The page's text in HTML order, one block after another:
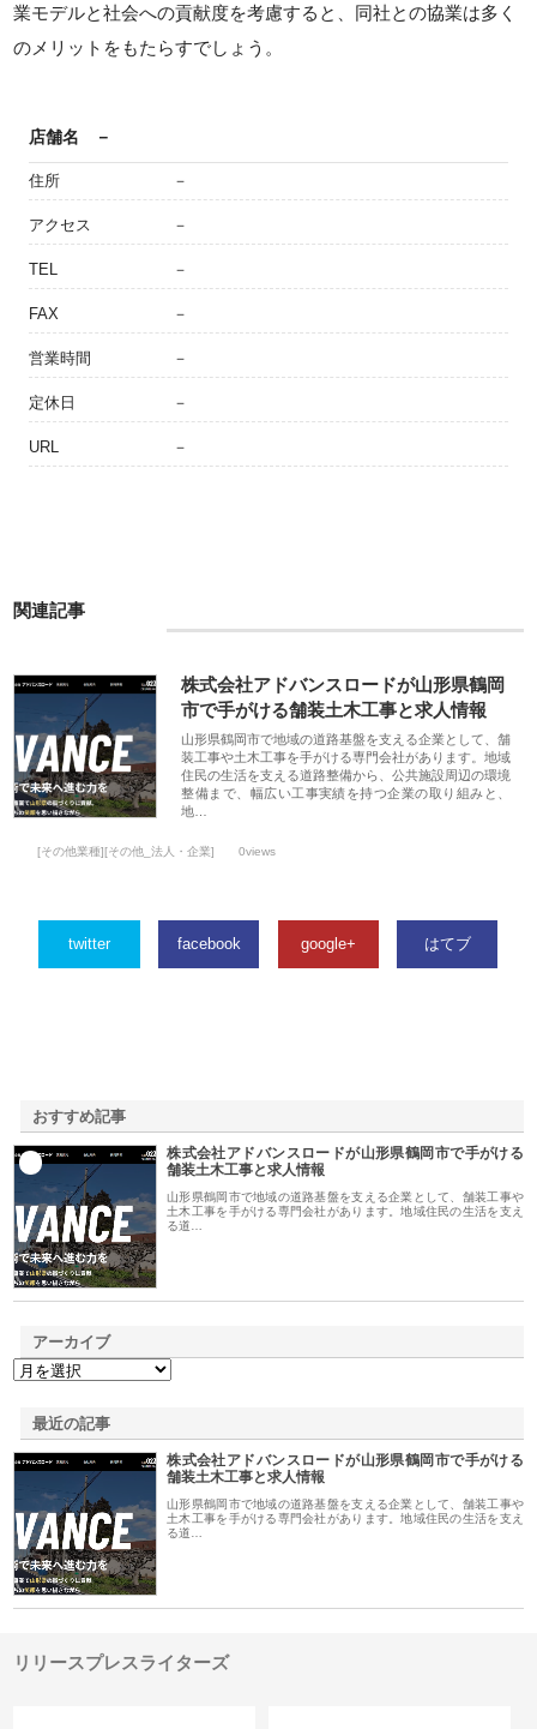
業モデルと社会への貢献度を考慮すると、同社との協業は多く
のメリットをもたらすでしょう。
店舗名 －
住所 －
アクセス －
TEL －
FAX －
営業時間 －
定休日 －
URL －
関連記事
株式会社アドバンスロードが山形県鶴岡
市で手がける舗装土木工事と求人情報
山形県鶴岡市で地域の道路基盤を支える企業として、舗
装工事や土木工事を手がける専門会社があります。地域
住民の生活を支える道路整備から、公共施設周辺の環境
整備まで、幅広い工事実績を持つ企業の取り組みと、
地…
[その他業種][その他_法人・企業] 0views
twitter facebook google+ はてブ
おすすめ記事
株式会社アドバンスロードが山形県鶴岡市で手がける
舗装土木工事と求人情報
山形県鶴岡市で地域の道路基盤を支える企業として、舗装工事や
土木工事を手がける専門会社があります。地域住民の生活を支え
る道…
アーカイブ
最近の記事
株式会社アドバンスロードが山形県鶴岡市で手がける
舗装土木工事と求人情報
山形県鶴岡市で地域の道路基盤を支える企業として、舗装工事や
土木工事を手がける専門会社があります。地域住民の生活を支え
る道…
リリースプレスライターズ